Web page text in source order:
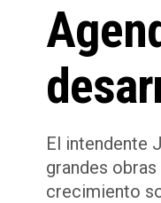
El intendente
grandes
crecimiento